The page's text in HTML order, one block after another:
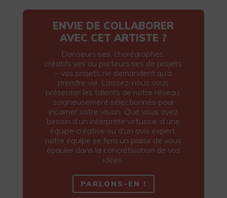
ENVIE DE COLLABORER
AVEC CET ARTISTE ?
Danseurs·ses, chorégraphes,
créatifs·ves ou porteurs·ses de projets
– vos projets ne demandent qu’à
prendre vie. Laissez-nous vous
présenter les talents de notre réseau,
soigneusement sélectionnés pour
incarner votre vision. Que vous ayez
besoin d’un interprète virtuose, d’une
équipe créative ou d’un avis expert,
notre équipe se fera un plaisir de vous
épauler dans la concrétisation de vos
idées.
PARLONS-EN !